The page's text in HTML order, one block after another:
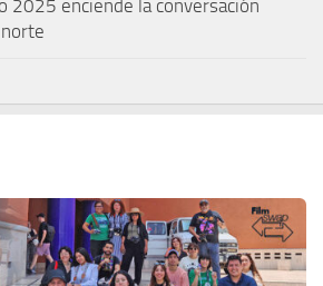
2025 enciende la conversación